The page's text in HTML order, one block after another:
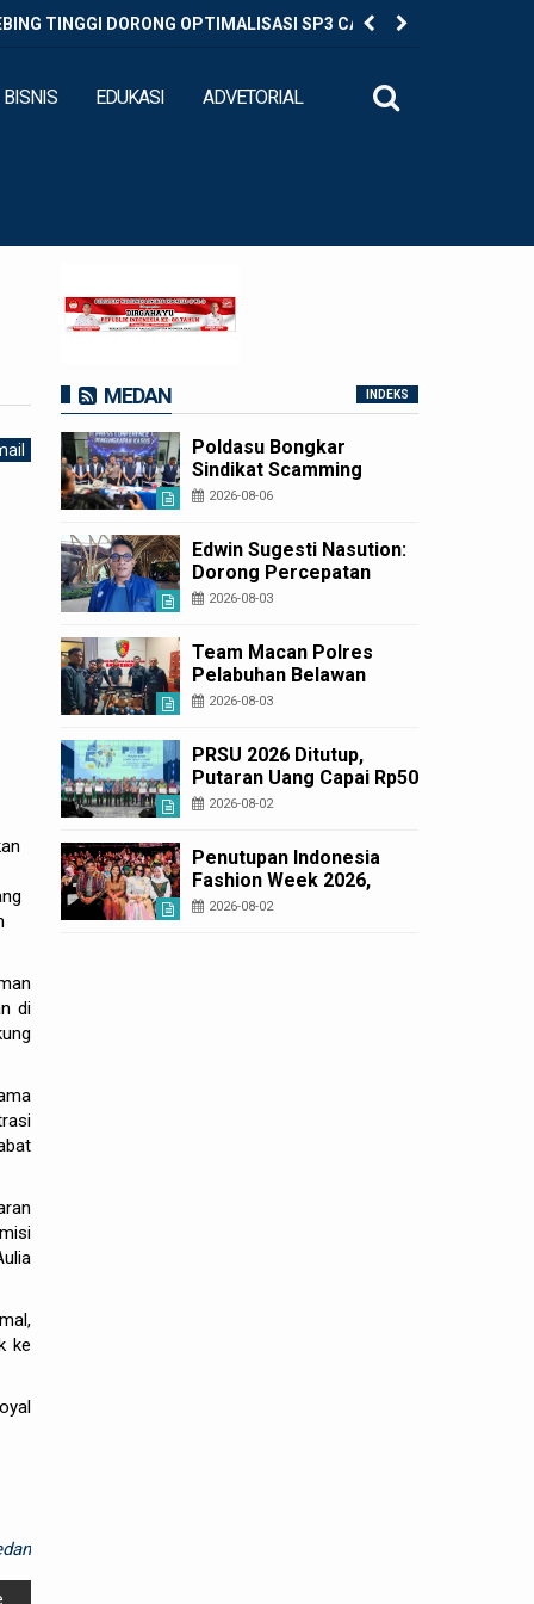
TINGGI DORONG OPTIMALISASI SP3 CATIN
BISNIS EDUKASI ADVETORIAL
di
ke
MEDAN INDEKS
Poldasu Bongkar
Sindikat Scamming
Internasional di
Korban Rugi Rp6,7 Miliar
2026-08-06
Edwin Sugesti Nasution:
Dorong Percepatan
Perda PBG Guna
Layanan Cepat dan
Murah
2026-08-03
Team Macan Polres
Pelabuhan Belawan
Amankan Tiga Anggota
Pasar 9
2026-08-03
PRSU 2026 Ditutup,
Putaran Uang Capai Rp50
Miliar
2026-08-02
Penutupan Indonesia
Fashion Week 2026,
Bobby Nasution: Sumut
2026-08-02